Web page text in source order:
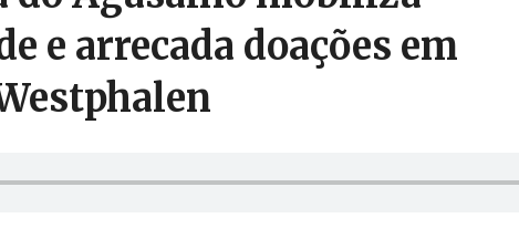
e arrecada doações em